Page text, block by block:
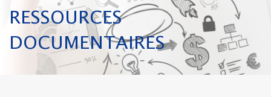
RESSOURCES
DOCUMENTAIRES